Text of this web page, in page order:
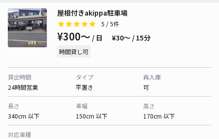
屋根付きakippa駐車場
5 / 5件
¥300〜 / 日 ¥30〜 / 15分
時間貸し可
貸出時間
24時間営業
タイプ
平置き
再入庫
可
長さ
340cm 以下
車幅
150cm 以下
高さ
170cm 以下
対応車種